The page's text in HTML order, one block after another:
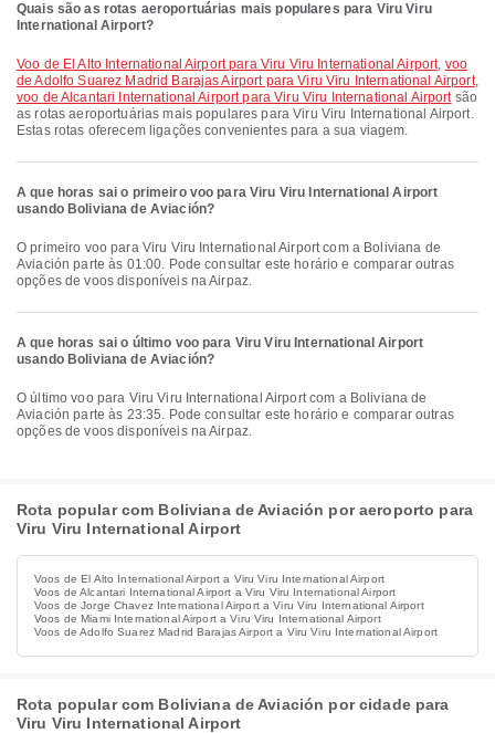
Quais são as rotas aeroportuárias mais populares para Viru Viru
International Airport?
voo de El Alto International Airport para Viru Viru International Airport, voo
de Adolfo Suarez Madrid Barajas Airport para Viru Viru International Airport,
voo de Alcantari International Airport para Viru Viru International Airportsão
as rotas aeroportuárias mais populares para Viru Viru International Airport.
Estas rotas oferecem ligações convenientes para a sua viagem.
A que horas sai o primeiro voo para Viru Viru International Airport
usando Boliviana de Aviación?
O primeiro voo para Viru Viru International Airport com a Boliviana de
Aviación parte às 01:00. Pode consultar este horário e comparar outras
opções de voos disponíveis na Airpaz.
A que horas sai o último voo para Viru Viru International Airport
usando Boliviana de Aviación?
O último voo para Viru Viru International Airport com a Boliviana de
Aviación parte às 23:35. Pode consultar este horário e comparar outras
opções de voos disponíveis na Airpaz.
Rota popular com Boliviana de Aviación por aeroporto para
Viru Viru International Airport
Voos de El Alto International Airport a Viru Viru International Airport
Voos de Alcantari International Airport a Viru Viru International Airport
Voos de Jorge Chavez International Airport a Viru Viru International Airport
Voos de Miami International Airport a Viru Viru International Airport
Voos de Adolfo Suarez Madrid Barajas Airport a Viru Viru International Airport
Rota popular com Boliviana de Aviación por cidade para
Viru Viru International Airport